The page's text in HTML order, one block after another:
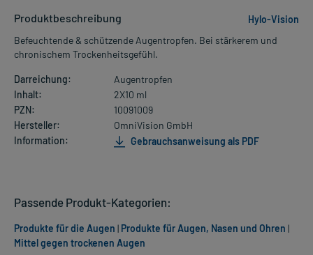
Produktbeschreibung
Hylo-Vision
Befeuchtende & schützende Augentropfen. Bei stärkerem und
chronischem Trockenheitsgefühl.
Darreichung:
Augentropfen
Inhalt:
2X10 ml
PZN:
10091009
Hersteller:
OmniVision GmbH
Information:
Gebrauchsanweisung als PDF
Passende Produkt-Kategorien:
Produkte für die Augen | Produkte für Augen, Nasen und Ohren |
Mittel gegen trockenen Augen